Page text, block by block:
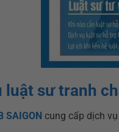
luật sư tranh
SAIGON cung cấp dịch